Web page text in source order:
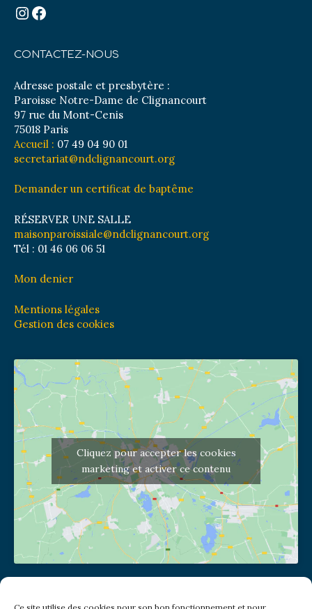
Instagram
Facebook
CONTACTEZ-NOUS
Adresse postale et presbytère :
Paroisse Notre-Dame de Clignancourt
97 rue du Mont-Cenis
75018 Paris
Accueil : 07 49 04 90 01
secretariat@ndclignancourt.org
Demander un certificat de baptême
RÉSERVER UNE SALLE
maisonparoissiale@ndclignancourt.org
Tél : 01 46 06 06 51
Mon denier
Mentions légales
Gestion des cookies
Cliquez pour accepter les cookies
marketing et activer ce contenu